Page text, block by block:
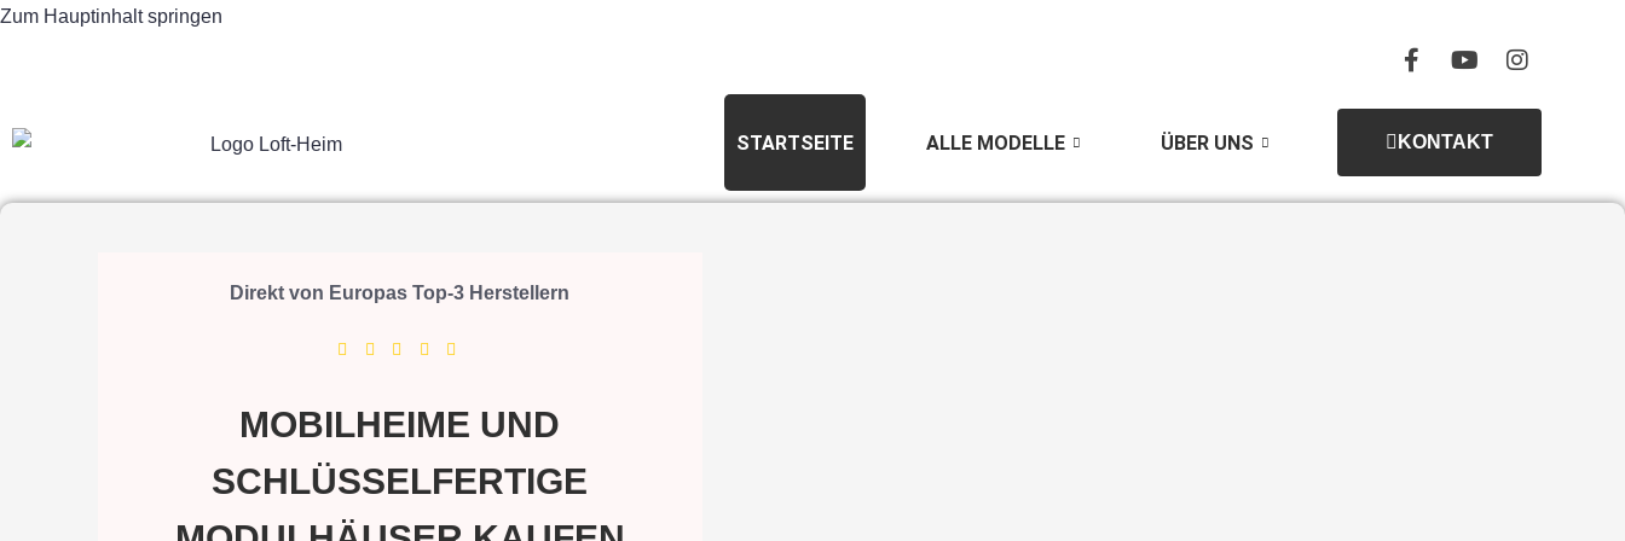
Zum Hauptinhalt springen
STARTSEITE ALLE MODELLE ÜBER UNS KONTAKT
Direkt von Europas Top-3 Herstellern
MOBILHEIME UND
SCHLÜSSELFERTIGE